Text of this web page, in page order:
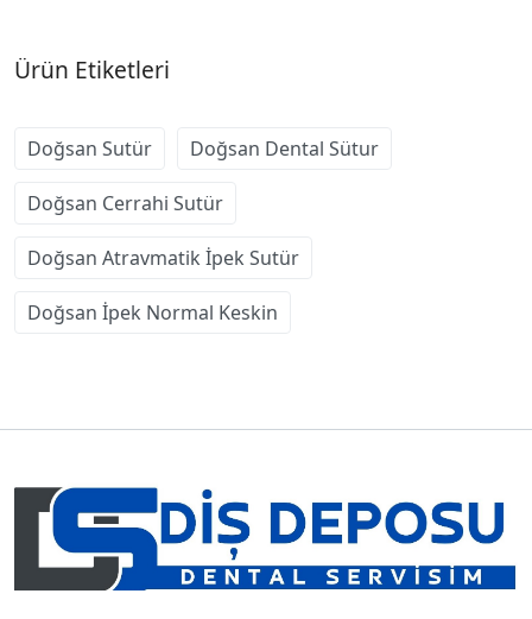
Ürün Etiketleri
Doğsan Sutür Doğsan Dental Sütur
Doğsan Cerrahi Sutür
Doğsan Atravmatik İpek Sutür
Doğsan İpek Normal Keskin